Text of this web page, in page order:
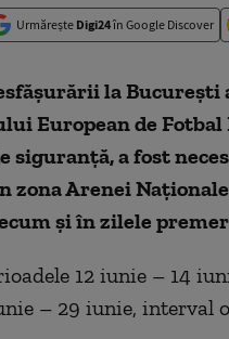
Urmărește Digi24în Google Discover
la
European de Fotbal
siguranță, a fost
zona Arenei
și în zilele
12 iunie – 14
– 29 iunie, interval